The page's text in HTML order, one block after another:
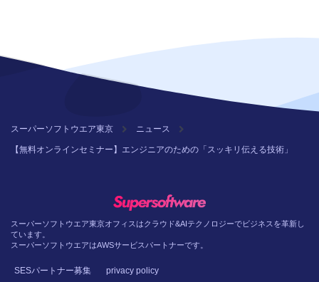
スーパーソフトウエア東京 ニュース
【無料オンラインセミナー】エンジニアのための「スッキリ伝える技術」
スーパーソフトウエア東京オフィスはクラウド&AIテクノロジーでビジネスを革新し
ています。
スーパーソフトウエアはAWSサービスパートナーです。
SESパートナー募集 privacy policy